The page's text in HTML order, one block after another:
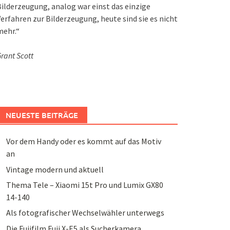
analog war einst das einzige
zur Bilderzeugung, heute sind sie es nicht
Scott
NEUESTE BEITRÄGE
Vor dem Handy oder es kommt auf das Motiv
an
Vintage modern und aktuell
Thema Tele – Xiaomi 15t Pro und Lumix GX80
14-140
Als fotografischer Wechselwähler unterwegs